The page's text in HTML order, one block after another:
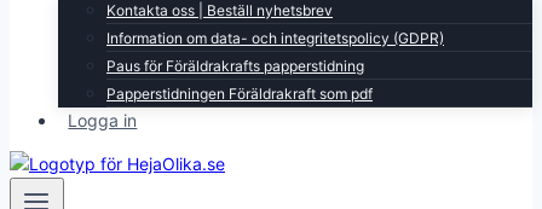
Kontakta oss | Beställ nyhetsbrev
Information om data- och integritetspolicy (GDPR)
Paus för Föräldrakrafts papperstidning
Papperstidningen Föräldrakraft som pdf
Logga in